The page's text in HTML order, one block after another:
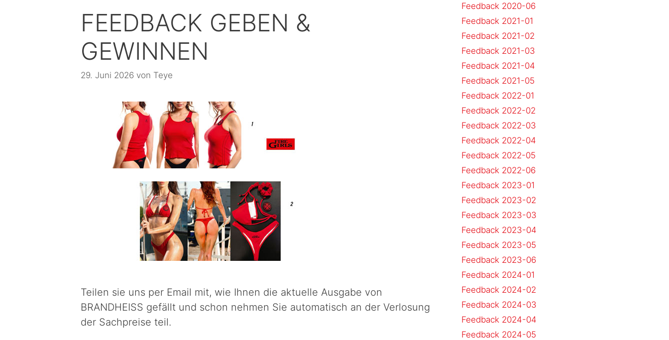
FEEDBACK GEBEN &
GEWINNEN
29. Juni 2026 von Teye
Teilen sie uns per Email mit, wie Ihnen die aktuelle Ausgabe von
BRANDHEISS gefällt und schon nehmen Sie automatisch an der Verlosung
der Sachpreise teil.
Feedback 2020-06
Feedback 2021-01
Feedback 2021-02
Feedback 2021-03
Feedback 2021-04
Feedback 2021-05
Feedback 2022-01
Feedback 2022-02
Feedback 2022-03
Feedback 2022-04
Feedback 2022-05
Feedback 2022-06
Feedback 2023-01
Feedback 2023-02
Feedback 2023-03
Feedback 2023-04
Feedback 2023-05
Feedback 2023-06
Feedback 2024-01
Feedback 2024-02
Feedback 2024-03
Feedback 2024-04
Feedback 2024-05